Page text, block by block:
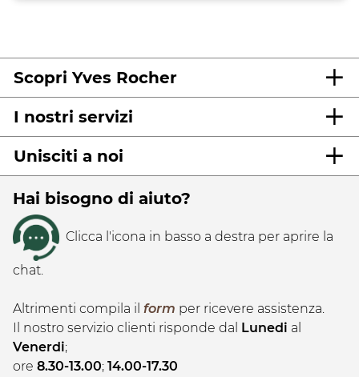
Scopri Yves Rocher
I nostri servizi
Unisciti a noi
Hai bisogno di aiuto?
Clicca l'icona in basso a destra per aprire la
chat.
Altrimenti compila il form per ricevere assistenza.
Il nostro servizio clienti risponde dal Lunedi al
Venerdi;
ore 8.30-13.00; 14.00-17.30